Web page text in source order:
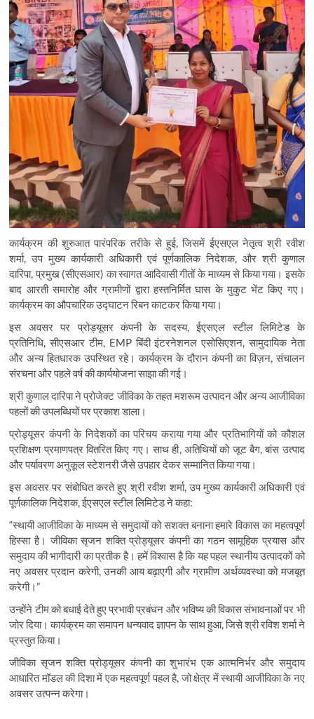
कार्यक्रम की शुरुआत पारंपरिक तरीके से हुई,जिसमें ईएसएल नेतृत्व श्री रवीश
शर्मा,उप मुख्य कार्यकारी अधिकारी एवं पूर्णकालिक निदेशक, और श्री कुणाल
दारिपा,प्रमुख (सीएसआर) का स्वागत आदिवासी गीतों के माध्यम से किया गया। इसके
बाद आरती समारोह और ग्रामीणों द्वारा हस्तनिर्मित घास के मुकुट भेंट किए गए।
कार्यक्रम का औपचारिक उद्घाटन रिबन काटकर किया गया।
इस अवसर पर प्रोड्यूसर कंपनी के सदस्य,ईएसएल स्टील लिमिटेड के
प्रतिनिधि,सीएसआर टीम, EMPबिंदी इंटरनेशनल एसोसिएशन,सामुदायिक नेता
और अन्य हितधारक उपस्थित रहे। कार्यक्रम के दौरान कंपनी का विज़न,संचालन
संरचना और पहले वर्ष की कार्ययोजना साझा की गई।
श्री कुणाल दारिपा ने प्रोजेक्ट जीविका के तहत मशरूम उत्पादन और अन्य आजीविका
पहलों की उपलब्धियों पर प्रकाश डाला।
प्रोड्यूसर कंपनी के निदेशकों का परिचय कराया गया और प्रतिभागियों को कौशल
प्रशिक्षण प्रमाणपत्र वितरित किए गए। साथ ही, अतिथियों को जूट बैग,बांस उत्पाद
और पर्यावरण अनुकूल स्टेशनरी जैसे उपहार देकर सम्मानित किया गया।
इस अवसर पर संबोधित करते हुए श्री रवीश शर्मा,उप मुख्य कार्यकारी अधिकारी एवं
पूर्णकालिक निदेशक,ईएसएल स्टील लिमिटेड ने कहा:
“स्थायी आजीविका के माध्यम से समुदायों को सशक्त बनाना हमारे विकास का महत्वपूर्ण
हिस्सा है। जीविका सृजन शक्ति प्रोड्यूसर कंपनी का गठन सामूहिक प्रयास और
समुदाय की भागीदारी का प्रतीक है। हमें विश्वास है कि यह पहल स्थानीय उत्पादकों को
नए अवसर प्रदान करेगी,उनकी आय बढ़ाएगी और ग्रामीण अर्थव्यवस्था को मजबूत
करेगी।”
उन्होंने टीम को बधाई देते हुए प्रभावी प्रबंधन और भविष्य की विकास संभावनाओं पर भी
जोर दिया। कार्यक्रम का समापन धन्यवाद ज्ञापन के साथ हुआ,जिसे श्री रविश शर्मा ने
प्रस्तुत किया।
जीविका सृजन शक्ति प्रोड्यूसर कंपनी का शुभारंभ एक आत्मनिर्भर और समुदाय
आधारित मॉडल की दिशा में एक महत्वपूर्ण पहल है,जो क्षेत्र में स्थायी आजीविका के नए
अवसर उत्पन्न करेगा।